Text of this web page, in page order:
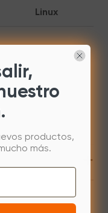
Linux
+
productos,
más.